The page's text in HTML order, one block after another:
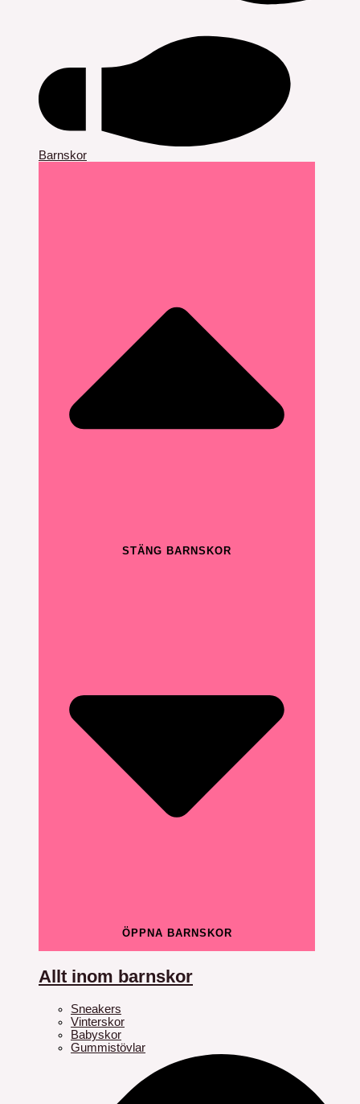
Barnskor
STÄNG BARNSKOR
ÖPPNA BARNSKOR
Allt inom barnskor
Sneakers
Vinterskor
Babyskor
Gummistövlar